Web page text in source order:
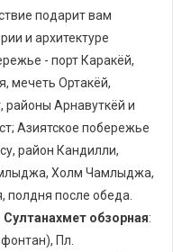
подарит вам
и архитектуре
- порт Каракёй,
мечеть Ортакёй,
Арнавуткёй и
Азиятское побережье
район Кандилли,
Холм Чамлыджа,
после обеда.
обзорная:
Пл.